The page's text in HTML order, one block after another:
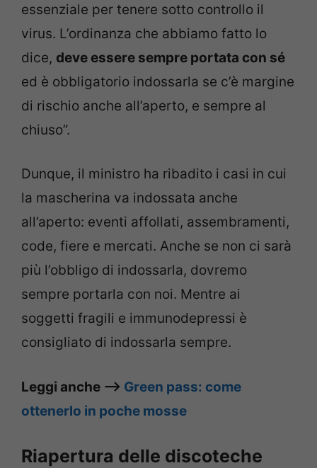
essenziale per tenere sotto controllo il
virus. L’ordinanza che abbiamo fatto lo
dice, deve essere sempre portata con sé
ed è obbligatorio indossarla se c’è margine
di rischio anche all’aperto, e sempre al
chiuso”.
Dunque, il ministro ha ribadito i casi in cui
la mascherina va indossata anche
all’aperto: eventi affollati, assembramenti,
code, fiere e mercati. Anche se non ci sarà
più l’obbligo di indossarla, dovremo
sempre portarla con noi. Mentre ai
soggetti fragili e immunodepressi è
consigliato di indossarla sempre.
Leggi anche –> Green pass: come
ottenerlo in poche mosse
Riapertura delle discoteche